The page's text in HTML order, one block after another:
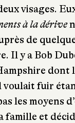
visages.
à la dérive
de
Il y a Bob
dont
voulait fuir
les moyens
famille et